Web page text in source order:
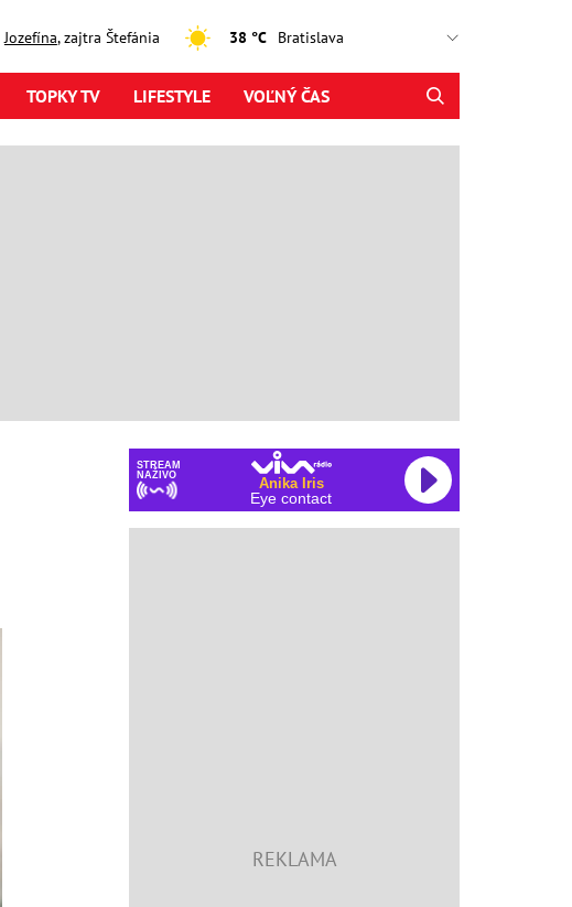
Jozefína, zajtra Štefánia 38 °C
TOPKY TV LIFESTYLE VOĽNÝ ČAS
STREAM
NAŽIVO
Anika Iris
Eye contact